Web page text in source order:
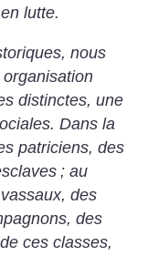
lutte.
nous
distinctes, une
Dans la
patriciens, des
; au
des
des
ces classes,